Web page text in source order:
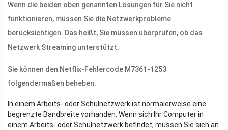
Wenn die beiden oben genannten Lösungen für Sie nicht
funktionieren, müssen Sie die Netzwerkprobleme
berücksichtigen. Das heißt, Sie müssen überprüfen, ob das
Netzwerk Streaming unterstützt.
Sie können den Netflix-Fehlercode M7361-1253
folgendermaßen beheben:
In einem Arbeits- oder Schulnetzwerk ist normalerweise eine
begrenzte Bandbreite vorhanden. Wenn sich Ihr Computer in
einem Arbeits- oder Schulnetzwerk befindet, müssen Sie sich an